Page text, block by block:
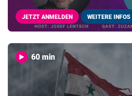
JETZT ANMELDEN WEITERE INFOS
60 min